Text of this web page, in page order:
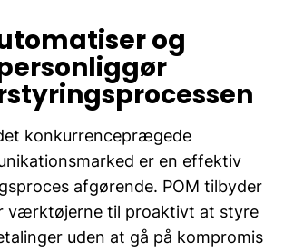
og
konkurrenceprægede
er en effektiv
afgørende. POM tilbyder
værktøjerne til proaktivt at styre
uden at gå på kompromis